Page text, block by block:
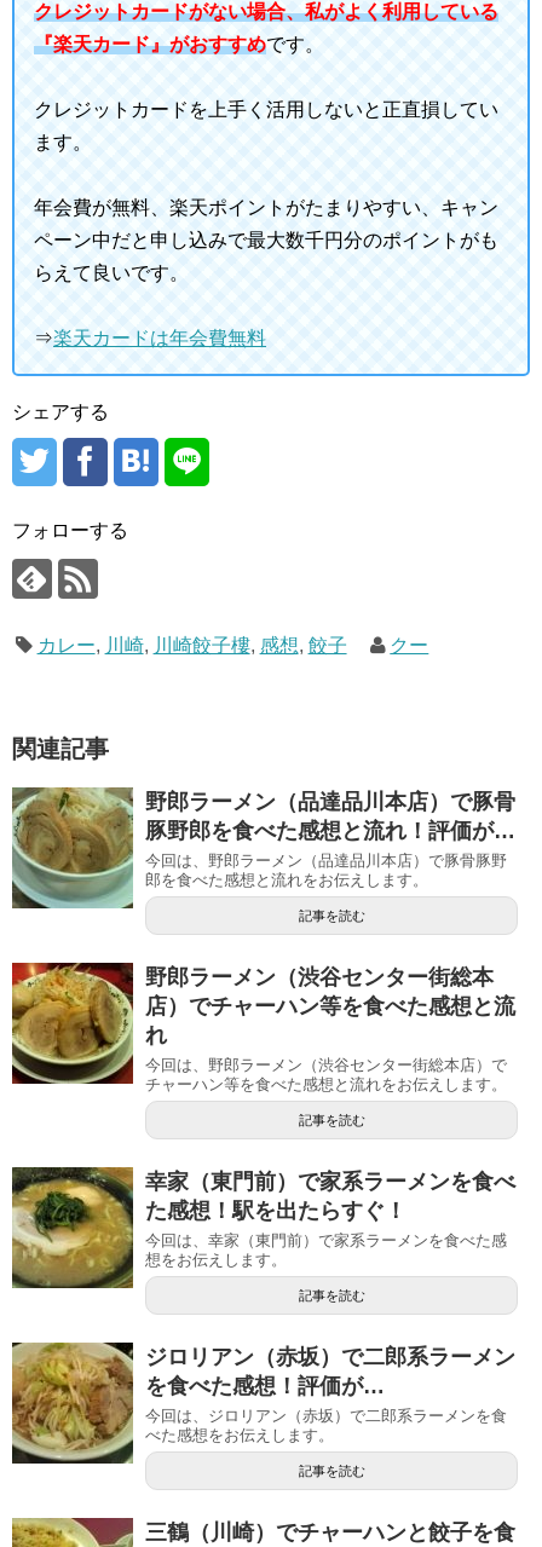
クレジットカードがない場合、私がよく利用している
『楽天カード』がおすすめです。
クレジットカードを上手く活用しないと正直損してい
ます。
年会費が無料、楽天ポイントがたまりやすい、キャン
ペーン中だと申し込みで最大数千円分のポイントがも
らえて良いです。
⇒楽天カードは年会費無料
シェアする
フォローする
カレー, 川崎, 川崎餃子樓, 感想, 餃子 クー
関連記事
野郎ラーメン（品達品川本店）で豚骨
豚野郎を食べた感想と流れ！評価が…
今回は、野郎ラーメン（品達品川本店）で豚骨豚野
郎を食べた感想と流れをお伝えします。
記事を読む
野郎ラーメン（渋谷センター街総本
店）でチャーハン等を食べた感想と流
れ
今回は、野郎ラーメン（渋谷センター街総本店）で
チャーハン等を食べた感想と流れをお伝えします。
記事を読む
幸家（東門前）で家系ラーメンを食べ
た感想！駅を出たらすぐ！
今回は、幸家（東門前）で家系ラーメンを食べた感
想をお伝えします。
記事を読む
ジロリアン（赤坂）で二郎系ラーメン
を食べた感想！評価が…
今回は、ジロリアン（赤坂）で二郎系ラーメンを食
べた感想をお伝えします。
記事を読む
三鶴（川崎）でチャーハンと餃子を食